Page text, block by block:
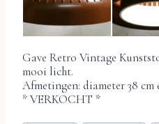
Gave Retro Vintage
mooi licht.
Afmetingen: diameter 38 cm
* VERKOCHT *